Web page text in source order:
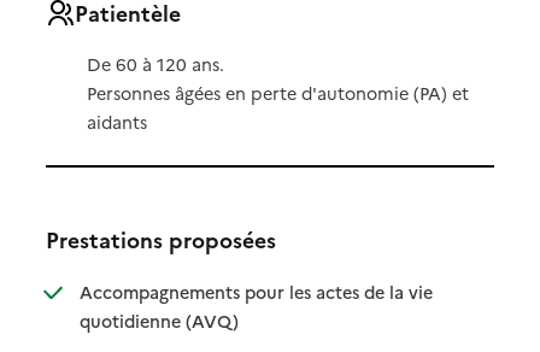
Patientèle
De 60 à 120 ans.
Personnes âgées en perte d'autonomie (PA) et
aidants
Prestations proposées
Accompagnements pour les actes de la vie
quotidienne (AVQ): disponible
: non disponible